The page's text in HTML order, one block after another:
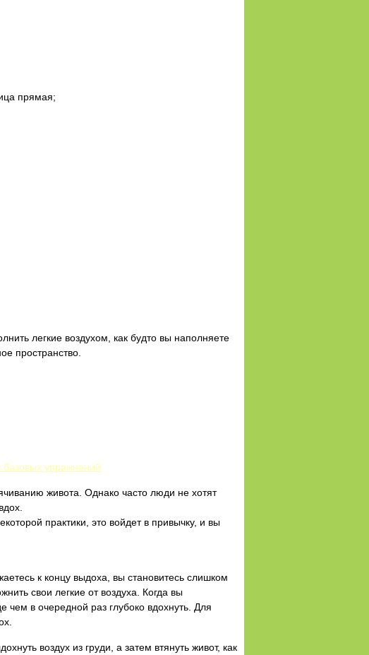
прямая;
легкие воздухом, как будто вы наполняете
пространство.
базовых упражнений
живота. Однако часто люди не хотят
практики, это войдет в привычку, и вы
к концу выдоха, вы становитесь слишком
свои легкие от воздуха. Когда вы
в очередной раз глубоко вдохнуть. Для
воздух из груди, а затем втянуть живот, как